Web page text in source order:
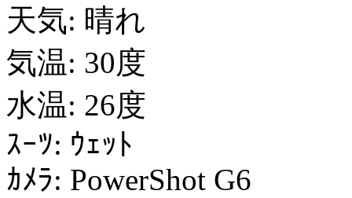
天気: 晴れ
気温: 30度
水温: 26度
ｽｰﾂ: ｳｪｯﾄ
ｶﾒﾗ: PowerShot G6